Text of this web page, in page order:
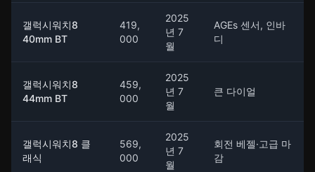
갤럭시워치8
40mm BT
419,
000
2025
년 7
월
AGEs 센서, 인바
디
갤럭시워치8
44mm BT
459,
000
2025
년 7
월
큰 다이얼
갤럭시워치8 클
래식
569,
000
2025
년 7
월
회전 베젤·고급 마
감